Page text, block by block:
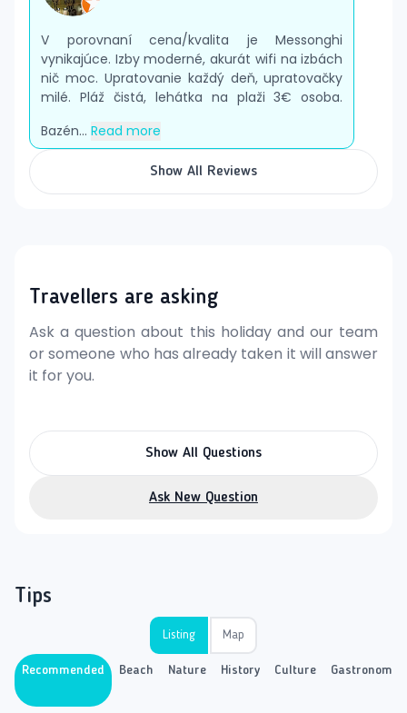
V porovnaní cena/kvalita je Messonghi
vynikajúce. Izby moderné, akurát wifi na izbách
nič moc. Upratovanie každý deň, upratovačky
milé. Pláž čistá, lehátka na plaži 3€ osoba.
Bazén... Read more
Show All Reviews
Travellers are asking
Ask a question about this holiday and our team
or someone who has already taken it will answer
it for you.
Show All Questions
Ask New Question
Tips
Listing Map
Recommended Beach Nature History Culture Gastronomy